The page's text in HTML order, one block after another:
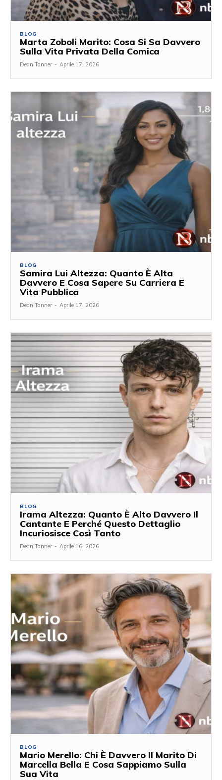
BLOG
Marta Zoboli Marito: Cosa Si Sa Davvero
Sulla Vita Privata Della Comica
Dean Tanner - Aprile 17, 2026
BLOG
Samira Lui Altezza: Quanto È Alta
Davvero E Cosa Sapere Su Carriera E
Vita Pubblica
Dean Tanner - Aprile 17, 2026
BLOG
Irama Altezza: Quanto È Alto Davvero Il
Cantante E Perché Questo Dettaglio
Incuriosisce Così Tanto
Dean Tanner - Aprile 16, 2026
BLOG
Mario Merello: Chi È Davvero Il Marito Di
Marcella Bella E Cosa Sappiamo Sulla
Sua Vita